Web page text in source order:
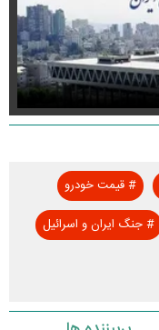
#قیمت خودرو
#جنگ ایران و اسرائیل